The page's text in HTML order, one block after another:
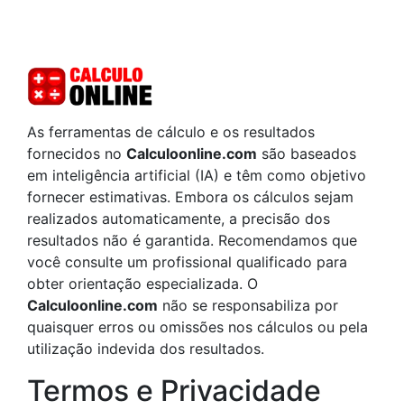
As ferramentas de cálculo e os resultados
fornecidos no Calculoonline.com são baseados
em inteligência artificial (IA) e têm como objetivo
fornecer estimativas. Embora os cálculos sejam
realizados automaticamente, a precisão dos
resultados não é garantida. Recomendamos que
você consulte um profissional qualificado para
obter orientação especializada. O
Calculoonline.com não se responsabiliza por
quaisquer erros ou omissões nos cálculos ou pela
utilização indevida dos resultados.
Termos e Privacidade